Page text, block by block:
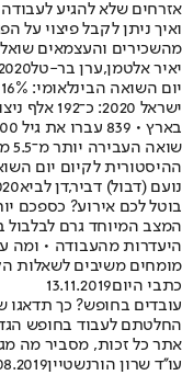
אזרחים שלא להגיע
ואיך ניתן לקבל פיצוי על
מהשכירים והעצמאים
יאיר אלטמן,ערן בר-טל
יום השואה הבינלאומי: 16% מהניצולים בני 90 ומעלה
ישראל
ההיסטורית לקיום יום
נועם (דבול) דביר,דן לביא
בוטל לכם אירוע? כספכם
המצב המיוחד גרם
היעדרות מהעבודה • ומה
מומחים משיבים לשאלות
כתבי היום13.11.2019
עובדים בחופש? כך תדאגו
החלטתם לעבוד בחופש
אתר כל זכות, מסביר מה
עו''ד שרון הורנשטיין